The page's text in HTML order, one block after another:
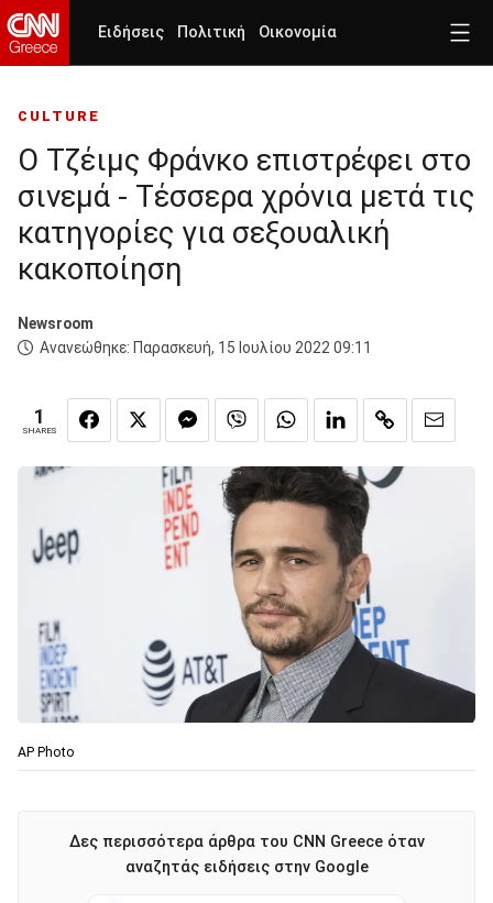
Ειδήσεις Πολιτική Οικονομία
CULTURE
Ο Τζέιμς Φράνκο επιστρέφει στο
σινεμά - Tέσσερα χρόνια μετά τις
κατηγορίες για σεξουαλική
κακοποίηση
Newsroom
Ανανεώθηκε: Παρασκευή, 15 Ιουλίου 2022 09:11
1
SHARES
AP Photo
Δες περισσότερα άρθρα του CNN Greece όταν
αναζητάς ειδήσεις στην Google